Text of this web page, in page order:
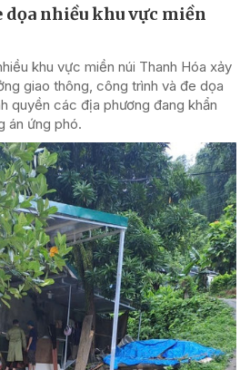
dọa nhiều khu vực miền
khu vực miền núi Thanh Hóa xảy
giao thông, công trình và đe dọa
quyền các địa phương đang khẩn
án ứng phó.